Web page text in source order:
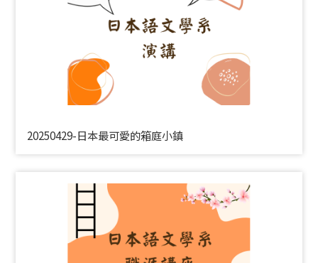
20250429-日本最可愛的箱庭小鎮